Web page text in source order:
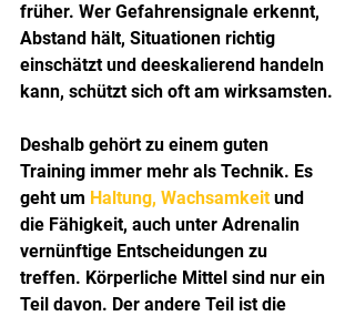
früher. Wer Gefahrensignale erkennt,
Abstand hält, Situationen richtig
einschätzt und deeskalierend handeln
kann, schützt sich oft am wirksamsten.
Deshalb gehört zu einem guten
Training immer mehr als Technik. Es
geht um Haltung, Wachsamkeit und
die Fähigkeit, auch unter Adrenalin
vernünftige Entscheidungen zu
treffen. Körperliche Mittel sind nur ein
Teil davon. Der andere Teil ist die